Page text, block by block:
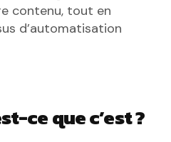
contenu, tout en
d’automatisation
ce que c’est ?